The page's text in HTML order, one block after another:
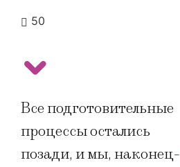
50
Все подготовительные
процессы остались
позади, и мы, наконец-